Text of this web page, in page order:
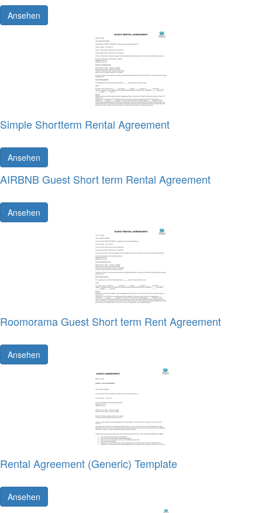
Ansehen
Simple Shortterm Rental Agreement
Ansehen
AIRBNB Guest Short term Rental Agreement
Ansehen
Roomorama Guest Short term Rent Agreement
Ansehen
Rental Agreement (Generic) Template
Ansehen